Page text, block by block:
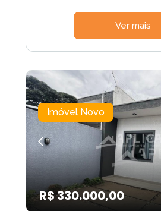
Ver mais
Imóvel Novo
R$ 330.000,00